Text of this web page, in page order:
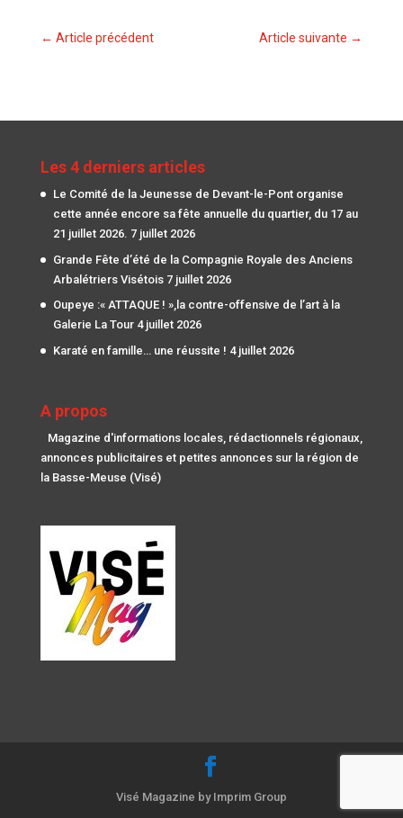
← Article précédent Article suivante →
Les 4 derniers articles
Le Comité de la Jeunesse de Devant-le-Pont organise
cette année encore sa fête annuelle du quartier, du 17 au
21 juillet 2026. 7 juillet 2026
Grande Fête d’été de la Compagnie Royale des Anciens
Arbalétriers Visétois 7 juillet 2026
Oupeye :« ATTAQUE ! »,la contre-offensive de l’art à la
Galerie La Tour 4 juillet 2026
Karaté en famille… une réussite ! 4 juillet 2026
A propos
Magazine d'informations locales, rédactionnels régionaux,
annonces publicitaires et petites annonces sur la région de
la Basse-Meuse (Visé)
Visé Magazine by Imprim Group